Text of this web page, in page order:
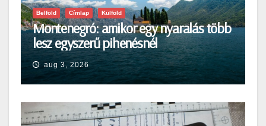
Belföld Címlap Külföld
Montenegró: amikor egy nyaralás több
lesz egyszerű pihenésnél
aug 3, 2026